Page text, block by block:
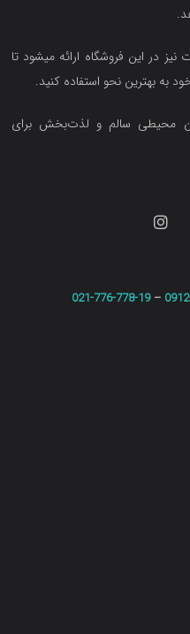
در این فروشگاه ارائه میشود تا
به بهترین نحو استفاده کنید.
محیطی سالم و لذت‌بخش برای
–
021-776-778-19